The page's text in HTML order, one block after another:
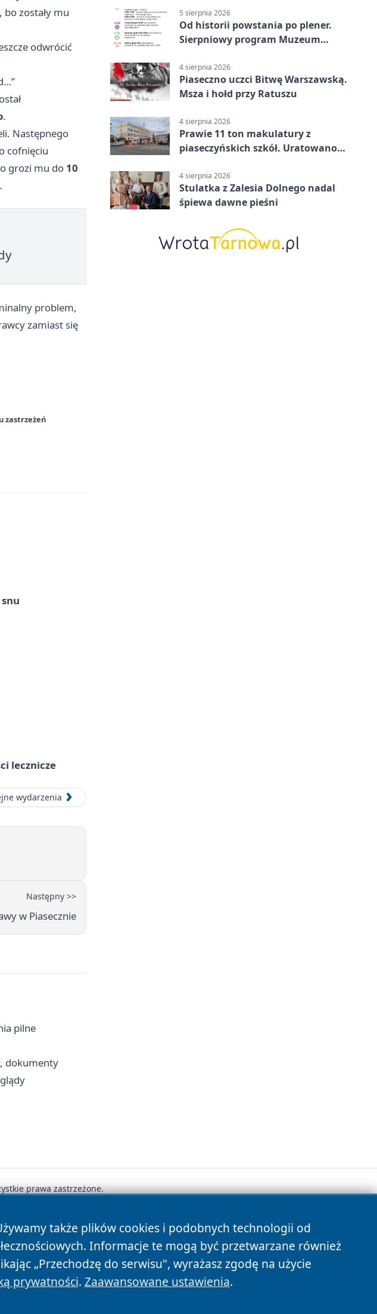
zostały mu
odwrócić
.
Następnego
cofnięciu
grozi mu do 10
.
problem,
zamiast się
zastrzeżeń
lecznicze
wydarzenia
Następny >>
w Piasecznie
pilne
dokumenty
5 sierpnia 2026
Od historii powstania po plener.
Sierpniowy program Muzeum
4 sierpnia 2026
Piaseczno uczci Bitwę Warszawską.
Msza i hołd przy Ratuszu
4 sierpnia 2026
Prawie 11 ton makulatury z
piaseczyńskich szkół. Uratowano
4 sierpnia 2026
Stulatka z Zalesia Dolnego nadal
śpiewa dawne pieśni
także plików cookies i podobnych technologii od
Informacje te mogą być przetwarzane również
„Przechodzę do serwisu", wyrażasz zgodę na użycie
prywatności. Zaawansowane ustawienia.
prawa zastrzeżone.
Polityka Cookies